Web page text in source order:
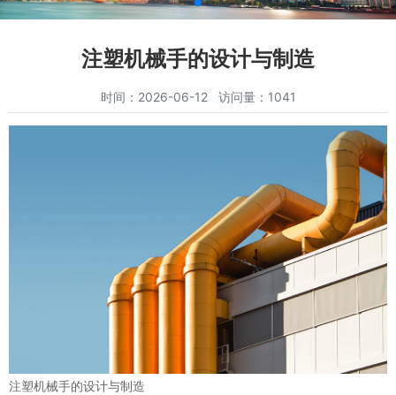
注塑机械手的设计与制造
时间：2026-06-12 访问量：1041
注塑机械手的设计与制造